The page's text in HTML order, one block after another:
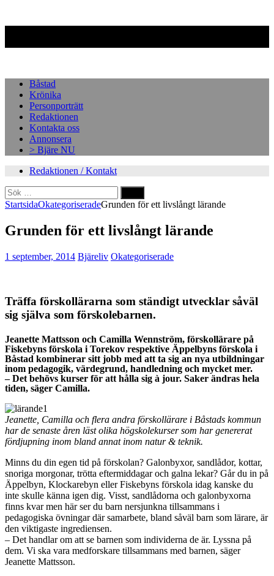
Båstad
Krönika
Personporträtt
Redaktionen
Kontakta oss
Annonsera
> Bjäre NU
Redaktionen / Kontakt
Sök
efter:
StartsidaOkategoriseradeGrunden för ett livslångt lärande
Grunden för ett livslångt lärande
1 september, 2014 Bjäreliv Okategoriserade
Träffa förskollärarna som ständigt utvecklar såväl
sig själva som förskolebarnen.
Jeanette Mattsson och Camilla Wennström, förskollärare på
Fiskebyns förskola i Torekov respektive Äppelbyns förskola i
Båstad kombinerar sitt jobb med att ta sig an nya utbildningar
inom pedagogik, värdegrund, handledning och mycket mer.
– Det behövs kurser för att hålla sig à jour. Saker ändras hela
tiden, säger Camilla.
Jeanette, Camilla och flera andra förskollärare i Båstads kommun
har de senaste åren läst olika högskolekurser som har genererat
fördjupning inom bland annat inom natur & teknik.
Minns du din egen tid på förskolan? Galonbyxor, sandlådor, kottar,
snoriga morgonar, trötta eftermiddagar och galna lekar? Går du in på
Äppelbyn, Klockarebyn eller Fiskebyns förskola idag kanske du
inte skulle känna igen dig. Visst, sandlådorna och galonbyxorna
finns kvar men här ser du barn nersjunkna tillsammans i
pedagogiska övningar där samarbete, bland såväl barn som lärare, är
den viktigaste ingrediensen.
– Det handlar om att se barnen som individerna de är. Lyssna på
dem. Vi ska vara medforskare tillsammans med barnen, säger
Jeanette Mattsson.